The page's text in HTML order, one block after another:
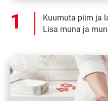
Kuumuta piim ja
Lisa muna ja